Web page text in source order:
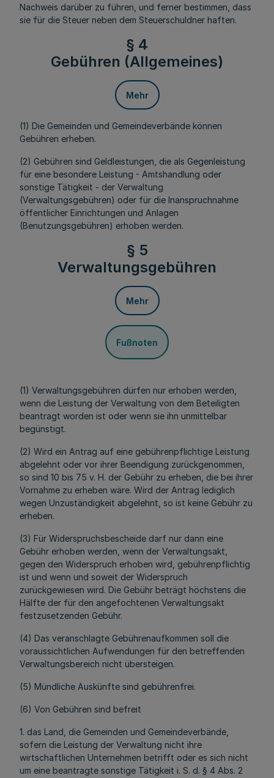
Nachweis darüber zu führen, und ferner bestimmen, dass
sie für die Steuer neben dem Steuerschuldner haften.
§ 4
Gebühren (Allgemeines)
Mehr
(1) Die Gemeinden und Gemeindeverbände können
Gebühren erheben.
(2) Gebühren sind Geldleistungen, die als Gegenleistung
für eine besondere Leistung - Amtshandlung oder
sonstige Tätigkeit - der Verwaltung
(Verwaltungsgebühren) oder für die Inanspruchnahme
öffentlicher Einrichtungen und Anlagen
(Benutzungsgebühren) erhoben werden.
§ 5
Verwaltungsgebühren
Mehr
Fußnoten
(1) Verwaltungsgebühren dürfen nur erhoben werden,
wenn die Leistung der Verwaltung von dem Beteiligten
beantragt worden ist oder wenn sie ihn unmittelbar
begünstigt.
(2) Wird ein Antrag auf eine gebührenpflichtige Leistung
abgelehnt oder vor ihrer Beendigung zurückgenommen,
so sind 10 bis 75 v. H. der Gebühr zu erheben, die bei ihrer
Vornahme zu erheben wäre. Wird der Antrag lediglich
wegen Unzuständigkeit abgelehnt, so ist keine Gebühr zu
erheben.
(3) Für Widerspruchsbescheide darf nur dann eine
Gebühr erhoben werden, wenn der Verwaltungsakt,
gegen den Widerspruch erhoben wird, gebührenpflichtig
ist und wenn und soweit der Widerspruch
zurückgewiesen wird. Die Gebühr beträgt höchstens die
Hälfte der für den angefochtenen Verwaltungsakt
festzusetzenden Gebühr.
(4) Das veranschlagte Gebührenaufkommen soll die
voraussichtlichen Aufwendungen für den betreffenden
Verwaltungsbereich nicht übersteigen.
(5) Mündliche Auskünfte sind gebührenfrei.
(6) Von Gebühren sind befreit
1. das Land, die Gemeinden und Gemeindeverbände,
sofern die Leistung der Verwaltung nicht ihre
wirtschaftlichen Unternehmen betrifft oder es sich nicht
um eine beantragte sonstige Tätigkeit i. S. d. § 4 Abs. 2